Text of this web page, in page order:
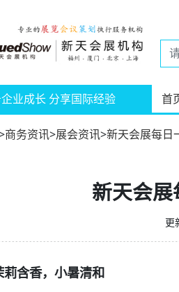
业成长 分享国际经验 首
商务资讯>展会资讯>新天会展每日
新天会展
更
莉含香，小暑清和